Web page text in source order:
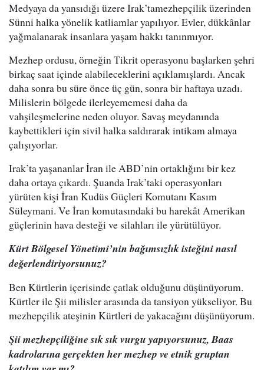
Medyaya da yansıdığı üzere Irak’tamezhepçilik üzerinden
Sünni halka yönelik katliamlar yapılıyor. Evler, dükkânlar
yağmalanarak insanlara yaşam hakkı tanınmıyor.
Mezhep ordusu, örneğin Tikrit operasyonu başlarken şehri
birkaç saat içinde alabileceklerini açıklamışlardı. Ancak
daha sonra bu süre önce üç gün, sonra bir haftaya uzadı.
Milislerin bölgede ilerleyememesi daha da
vahşileşmelerine neden oluyor. Savaş meydanında
kaybettikleri için sivil halka saldırarak intikam almaya
çalışıyorlar.
Irak’ta yaşananlar İran ile ABD’nin ortaklığını bir kez
daha ortaya çıkardı. Şuanda Irak’taki operasyonları
yürüten kişi İran Kudüs Güçleri Komutanı Kasım
Süleymani. Ve İran komutasındaki bu harekât Amerikan
güçlerinin hava desteği ve silahları ile yürütülüyor.
Kürt Bölgesel Yönetimi’nin bağımsızlık isteğini nasıl
değerlendiriyorsunuz?
Ben Kürtlerin içerisinde çatlak olduğunu düşünüyorum.
Kürtler ile Şii milisler arasında da tansiyon yükseliyor. Bu
mezhepçilik ateşinin Kürtleri de yakacağını düşünüyorum.
Şii mezhepçiliğine sık sık vurgu yapıyorsunuz, Baas
kadrolarına gerçekten her mezhep ve etnik gruptan